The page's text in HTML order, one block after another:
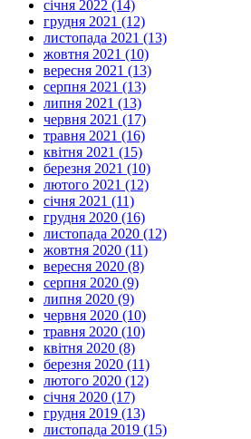
січня 2022 (14)
грудня 2021 (12)
листопада 2021 (13)
жовтня 2021 (10)
вересня 2021 (13)
серпня 2021 (13)
липня 2021 (13)
червня 2021 (17)
травня 2021 (16)
квітня 2021 (15)
березня 2021 (10)
лютого 2021 (12)
січня 2021 (11)
грудня 2020 (16)
листопада 2020 (12)
жовтня 2020 (11)
вересня 2020 (8)
серпня 2020 (9)
липня 2020 (9)
червня 2020 (10)
травня 2020 (10)
квітня 2020 (8)
березня 2020 (11)
лютого 2020 (12)
січня 2020 (17)
грудня 2019 (13)
листопада 2019 (15)